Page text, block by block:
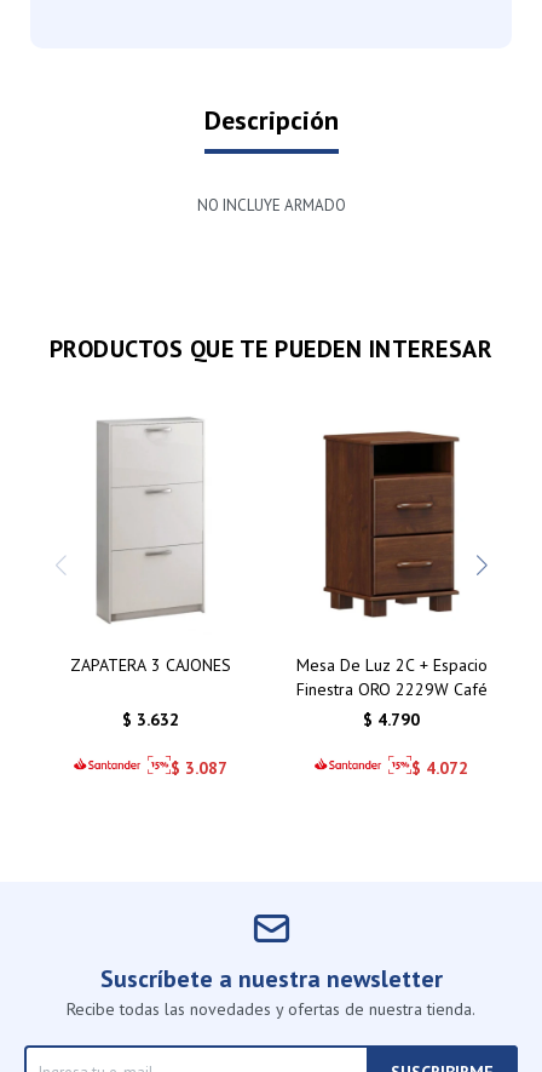
Descripción
NO INCLUYE ARMADO
PRODUCTOS QUE TE PUEDEN INTERESAR
ZAPATERA 3 CAJONES
$ 3.632
$ 3.087
Mesa De Luz 2C + Espacio
Finestra ORO 2229W Café
$ 4.790
$ 4.072
Suscríbete a nuestra newsletter
Recibe todas las novedades y ofertas de nuestra tienda.